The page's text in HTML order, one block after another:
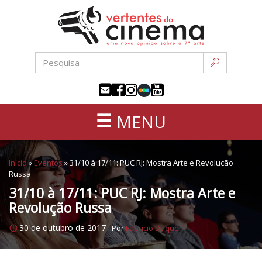
conteúdo
sétima
MENU
Início»Eventos»31/10 à 17/11: PUC RJ: Mostra Arte e Revolução
Russa
31/10 à 17/11: PUC RJ: Mostra Arte e
Revolução Russa
30 de outubro de 2017 PorFabricio Duque